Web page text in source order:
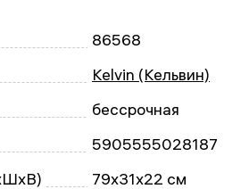
86568
Kelvin (Кельвин)
бессрочная
5905555028187
79x31x22 см